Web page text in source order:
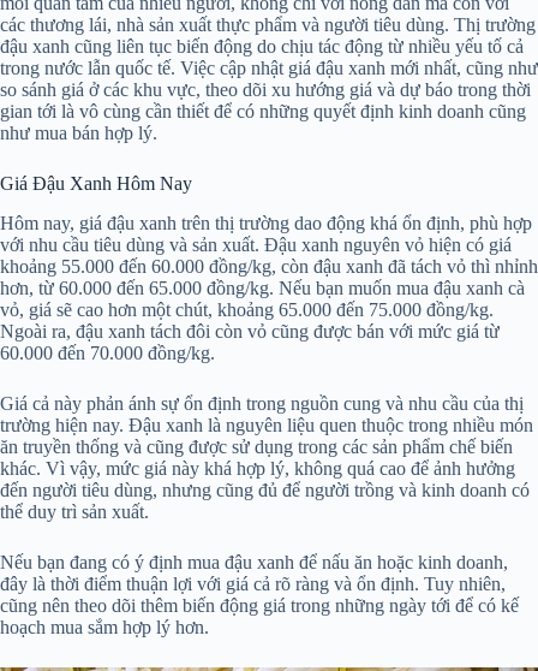
các thương lái, nhà sản xuất thực phẩm và người tiêu dùng. Thị trường
đậu xanh cũng liên tục biến động do chịu tác động từ nhiều yếu tố cả
trong nước lẫn quốc tế. Việc cập nhật giá đậu xanh mới nhất, cũng như
so sánh giá ở các khu vực, theo dõi xu hướng giá và dự báo trong thời
gian tới là vô cùng cần thiết để có những quyết định kinh doanh cũng
như mua bán hợp lý.
Giá Đậu Xanh Hôm Nay
Hôm nay, giá đậu xanh trên thị trường dao động khá ổn định, phù hợp
với nhu cầu tiêu dùng và sản xuất. Đậu xanh nguyên vỏ hiện có giá
khoảng 55.000 đến 60.000 đồng/kg, còn đậu xanh đã tách vỏ thì nhỉnh
hơn, từ 60.000 đến 65.000 đồng/kg. Nếu bạn muốn mua đậu xanh cà
vỏ, giá sẽ cao hơn một chút, khoảng 65.000 đến 75.000 đồng/kg.
Ngoài ra, đậu xanh tách đôi còn vỏ cũng được bán với mức giá từ
60.000 đến 70.000 đồng/kg.
Giá cả này phản ánh sự ổn định trong nguồn cung và nhu cầu của thị
trường hiện nay. Đậu xanh là nguyên liệu quen thuộc trong nhiều món
ăn truyền thống và cũng được sử dụng trong các sản phẩm chế biến
khác. Vì vậy, mức giá này khá hợp lý, không quá cao để ảnh hưởng
đến người tiêu dùng, nhưng cũng đủ để người trồng và kinh doanh có
thể duy trì sản xuất.
Nếu bạn đang có ý định mua đậu xanh để nấu ăn hoặc kinh doanh,
đây là thời điểm thuận lợi với giá cả rõ ràng và ổn định. Tuy nhiên,
cũng nên theo dõi thêm biến động giá trong những ngày tới để có kế
hoạch mua sắm hợp lý hơn.